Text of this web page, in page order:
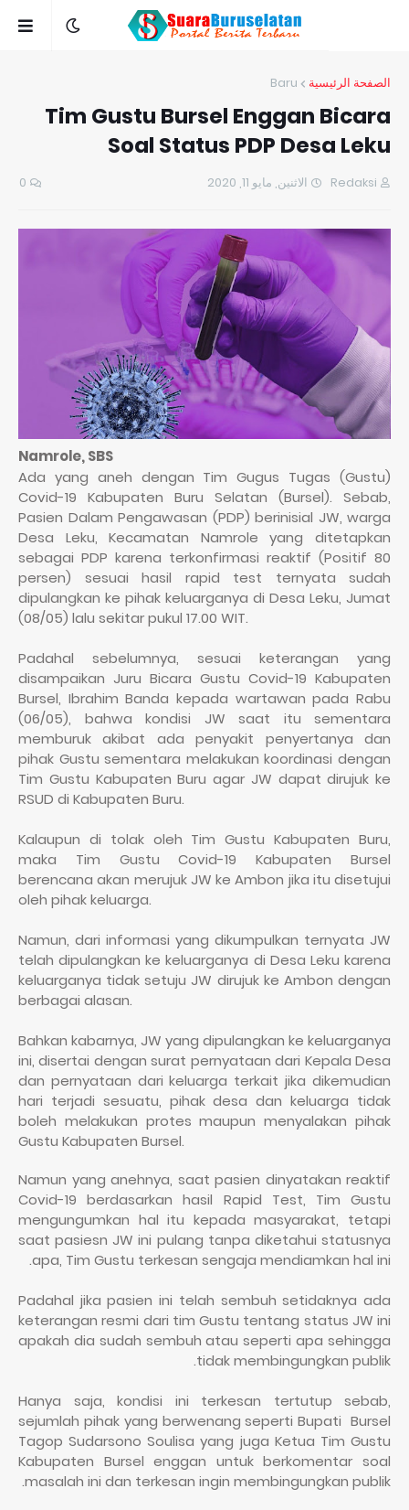
الصفحة الرئيسية Baru
Tim Gustu Bursel Enggan Bicara
Soal Status PDP Desa Leku
Redaksi الاثنين, مايو 11, 2020 0
Namrole, SBS
Ada yang aneh dengan Tim Gugus Tugas (Gustu)
Covid-19 Kabupaten Buru Selatan (Bursel). Sebab,
Pasien Dalam Pengawasan (PDP) berinisial JW, warga
Desa Leku, Kecamatan Namrole yang ditetapkan
sebagai PDP karena terkonfirmasi reaktif (Positif 80
persen) sesuai hasil rapid test ternyata sudah
dipulangkan ke pihak keluarganya di Desa Leku, Jumat
(08/05) lalu sekitar pukul 17.00 WIT.
Padahal sebelumnya, sesuai keterangan yang
disampaikan Juru Bicara Gustu Covid-19 Kabupaten
Bursel, Ibrahim Banda kepada wartawan pada Rabu
(06/05), bahwa kondisi JW saat itu sementara
memburuk akibat ada penyakit penyertanya dan
pihak Gustu sementara melakukan koordinasi dengan
Tim Gustu Kabupaten Buru agar JW dapat dirujuk ke
RSUD di Kabupaten Buru.
Kalaupun di tolak oleh Tim Gustu Kabupaten Buru,
maka Tim Gustu Covid-19 Kabupaten Bursel
berencana akan merujuk JW ke Ambon jika itu disetujui
oleh pihak keluarga.
Namun, dari informasi yang dikumpulkan ternyata JW
telah dipulangkan ke keluarganya di Desa Leku karena
keluarganya tidak setuju JW dirujuk ke Ambon dengan
berbagai alasan.
Bahkan kabarnya, JW yang dipulangkan ke keluarganya
ini, disertai dengan surat pernyataan dari Kepala Desa
dan pernyataan dari keluarga terkait jika dikemudian
hari terjadi sesuatu, pihak desa dan keluarga tidak
boleh melakukan protes maupun menyalakan pihak
Gustu Kabupaten Bursel.
Namun yang anehnya, saat pasien dinyatakan reaktif
Covid-19 berdasarkan hasil Rapid Test, Tim Gustu
mengungumkan hal itu kepada masyarakat, tetapi
saat pasiesn JW ini pulang tanpa diketahui statusnya
apa, Tim Gustu terkesan sengaja mendiamkan hal ini.
Padahal jika pasien ini telah sembuh setidaknya ada
keterangan resmi dari tim Gustu tentang status JW ini
apakah dia sudah sembuh atau seperti apa sehingga
tidak membingungkan publik.
Hanya saja, kondisi ini terkesan tertutup sebab,
sejumlah pihak yang berwenang seperti Bupati Bursel
Tagop Sudarsono Soulisa yang juga Ketua Tim Gustu
Kabupaten Bursel enggan untuk berkomentar soal
masalah ini dan terkesan ingin membingungkan publik.